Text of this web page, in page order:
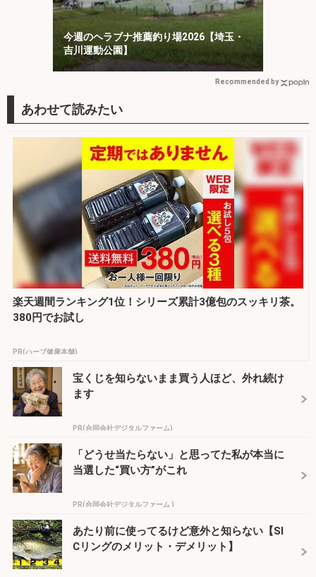
今週のヘラブナ推薦釣り場2026【埼玉・
吉川運動公園】
Recommended by
楽天週間ランキング1位！シリーズ累計3億包のスッキリ茶。
380円でお試し
PR(ハーブ健康本舗)
宝くじを知らないまま買う人ほど、外れ続け
ます
PR(合同会社デジタルファーム)
「どうせ当たらない」と思ってた私が本当に
当選した“買い方”がこれ
PR(合同会社デジタルファーム )
あたり前に使ってるけど意外と知らない【SI
Cリングのメリット・デメリット】